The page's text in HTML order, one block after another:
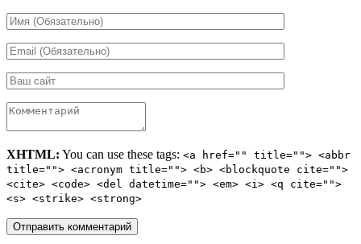
XHTML: You can use these tags: <a href="" title=""> <abbr
title=""> <acronym title=""> <b> <blockquote cite="">
<cite> <code> <del datetime=""> <em> <i> <q cite="">
<s> <strike> <strong>